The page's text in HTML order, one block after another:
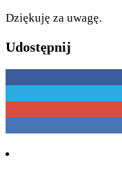
Dziękuję za uwagę.
Udostępnij